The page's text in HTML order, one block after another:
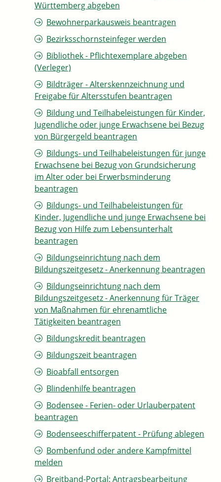
Württemberg abgeben
Bewohnerparkausweis beantragen
Bezirksschornsteinfeger werden
Bibliothek - Pflichtexemplare abgeben
(Verleger)
Bildträger - Alterskennzeichnung und
Freigabe für Altersstufen beantragen
Bildung und Teilhabeleistungen für Kinder,
Jugendliche oder junge Erwachsene bei Bezug
von Bürgergeld beantragen
Bildungs- und Teilhabeleistungen für junge
Erwachsene bei Bezug von Grundsicherung
im Alter oder bei Erwerbsminderung
beantragen
Bildungs- und Teilhabeleistungen für
Kinder, Jugendliche und junge Erwachsene bei
Bezug von Hilfe zum Lebensunterhalt
beantragen
Bildungseinrichtung nach dem
Bildungszeitgesetz - Anerkennung beantragen
Bildungseinrichtung nach dem
Bildungszeitgesetz - Anerkennung für Träger
von Maßnahmen für ehrenamtliche
Tätigkeiten beantragen
Bildungskredit beantragen
Bildungszeit beantragen
Bioabfall entsorgen
Blindenhilfe beantragen
Bodensee - Ferien- oder Urlauberpatent
beantragen
Bodenseeschifferpatent - Prüfung ablegen
Bombenfund oder andere Kampfmittel
melden
Breitband-Portal: Antragsbearbeitung